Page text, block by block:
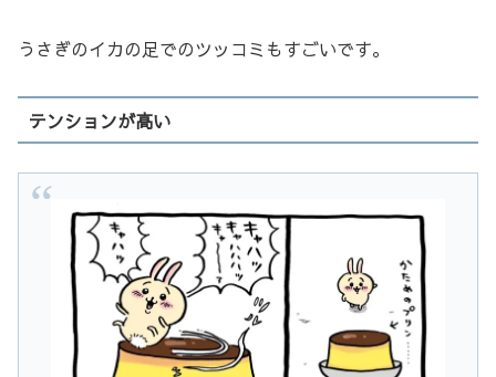
うさぎのイカの足でのツッコミもすごいです。
テンションが高い